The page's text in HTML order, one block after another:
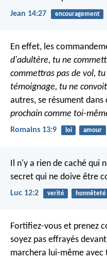
Jean 14:27 encouragement
En effet, les
d'adultère, tu ne
commettras pas de vol, tu
témoignage, tu ne
autres, se résument
prochain comme toi-
Romains 13:9 loi amour
Il n'y a rien de caché qui
secret qui ne doive être
Luc 12:2 verité honnêteté
Fortifiez-vous et prenez
soyez pas effrayés
marchera lui-même avec